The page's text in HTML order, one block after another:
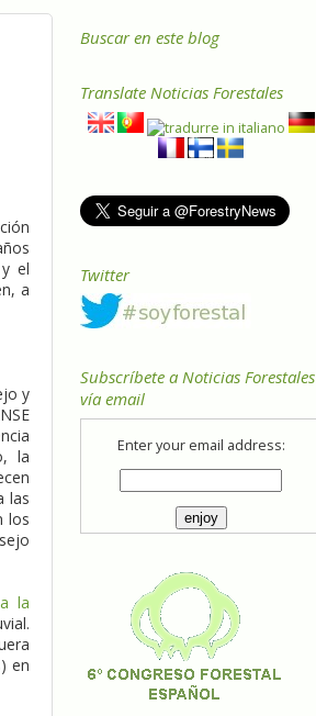
el
a
y
la
las
los
la
en
Buscar en este blog
Translate Noticias Forestales
Twitter
Subscríbete a Noticias Forestales
vía email
Enter your email address: